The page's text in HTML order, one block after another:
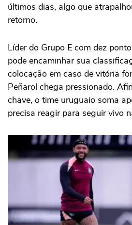
últimos dias, algo que
retorno.
Líder do Grupo E com dez
pode encaminhar sua
colocação em caso de vitória
Peñarol chega pressionado.
chave, o time uruguaio soma
precisa reagir para seguir vivo